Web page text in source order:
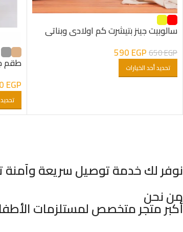
سالوبيت جينز بتيشرت كم اولادى وبناتى
650EGP
590EGP
تحديد أحد الخيارات
طقم
EGP
نوفر لك خدمة توصيل سريعة وآمنة
من نحن
أكبر متجر متخصص لمستلزمات